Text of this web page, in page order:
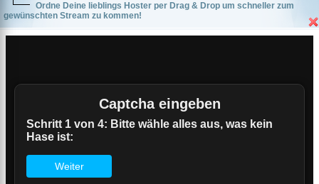
Ordne Deine lieblings Hoster per Drag & Drop um schneller zum
gewünschten Stream zu kommen!